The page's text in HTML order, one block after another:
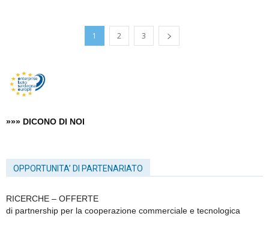
1 2 3
»»» DICONO DI NOI
OPPORTUNITA’ DI PARTENARIATO
RICERCHE – OFFERTE
di partnership per la cooperazione commerciale e tecnologica